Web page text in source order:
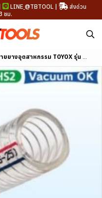
LINE @TBTOOL |
ส่งด่วน
ชม.
งอุตสาหกรรม TOYOX รุ่น TOYOSPRING ขนาด 1/4"-4"